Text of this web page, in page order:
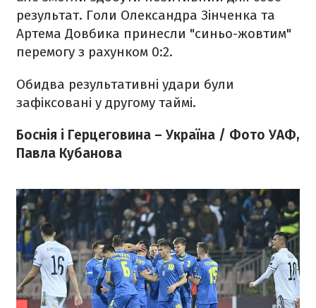
результат. Голи Олександра Зінченка та
Артема Довбика принесли "синьо-жовтим"
перемогу з рахунком 0:2.
Обидва результативні удари були
зафіксовані у другому таймі.
Боснія і Герцеговина – Україна / Фото УАФ,
Павла Кубанова